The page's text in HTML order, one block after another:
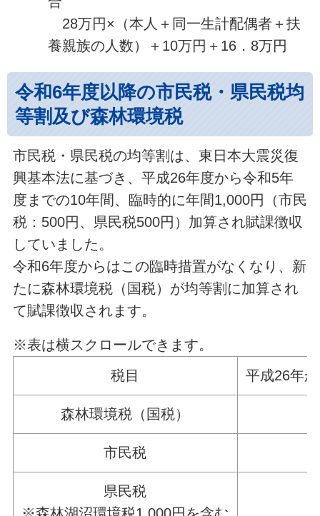
28万円×（本人＋同一生計配偶者＋扶
養親族の人数）＋10万円＋16．8万円
令和6年度以降の市民税・県民税均
等割及び森林環境税
市民税・県民税の均等割は、東日本大震災復
興基本法に基づき、平成26年度から令和5年
度までの10年間、臨時的に年間1,000円（市民
税：500円、県民税500円）加算され賦課徴収
していました。
令和6年度からはこの臨時措置がなくなり、新
たに森林環境税（国税）が均等割に加算され
て賦課徴収されます。
※表は横スクロールできます。
税目
平成26年
森林環境税（国税）
市民税
県民税